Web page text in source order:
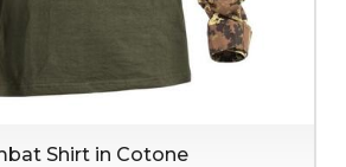
Shirt in Cotone